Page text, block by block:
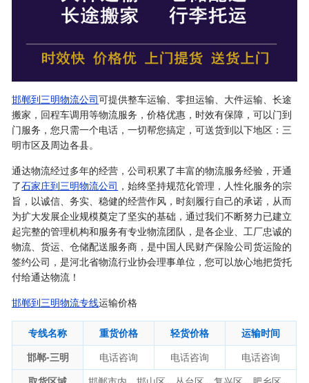
邯郸到三明物流公司可提供整车运输、零担运输、大件运输、长途
搬家，回程车调用等物流服务，价格优惠，时效有保障，可以门到
门服务，您只需一个电话，一切帮您搞定，可送货到以下地区：三
明市区及周边各县。
通达物流经过多年的经营，公司积累了丰富的物流服务经验，开通
了石家庄到三明物流公司 ，始终坚持规范化管理，人性化服务的宗
旨，以诚信、务实、稳健的经营作风，时刻履行自己的承诺，从而
为扩大发展企业规模奠定了坚实的基础，通过我们不断努力已建立
起完整的管理机构和服务有专业物流团队，是各企业、工厂忠诚的
物流、货运、仓储配送服务商，是中国人民财产保险公司货运险的
签约公司，是河北省物流行业协会理事单位，您可以放心地把货托
付给通达物流！
邯郸到三明物流专线运输价格
专线名称 重货价格 轻货价格
运输时间
邯郸-三明
电话咨询 电话咨询
电话咨询